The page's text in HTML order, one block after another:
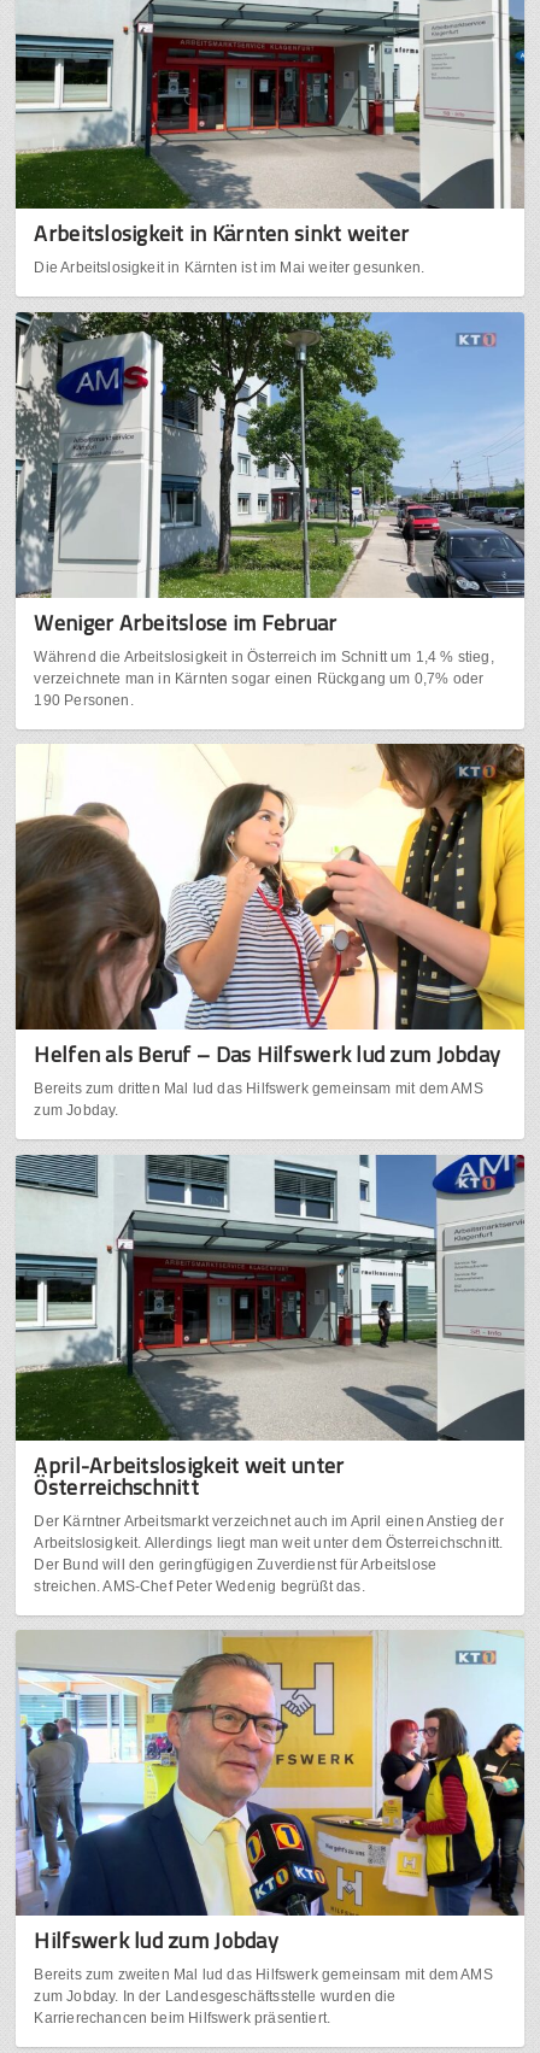
Arbeitslosigkeit in Kärnten sinkt weiter
Die Arbeitslosigkeit in Kärnten ist im Mai weiter gesunken.
Weniger Arbeitslose im Februar
Während die Arbeitslosigkeit in Österreich im Schnitt um 1,4 % stieg,
verzeichnete man in Kärnten sogar einen Rückgang um 0,7% oder
190 Personen.
Helfen als Beruf – Das Hilfswerk lud zum Jobday
Bereits zum dritten Mal lud das Hilfswerk gemeinsam mit dem AMS
zum Jobday.
April-Arbeitslosigkeit weit unter
Österreichschnitt
Der Kärntner Arbeitsmarkt verzeichnet auch im April einen Anstieg der
Arbeitslosigkeit. Allerdings liegt man weit unter dem Österreichschnitt.
Der Bund will den geringfügigen Zuverdienst für Arbeitslose
streichen. AMS-Chef Peter Wedenig begrüßt das.
Hilfswerk lud zum Jobday
Bereits zum zweiten Mal lud das Hilfswerk gemeinsam mit dem AMS
zum Jobday. In der Landesgeschäftsstelle wurden die
Karrierechancen beim Hilfswerk präsentiert.